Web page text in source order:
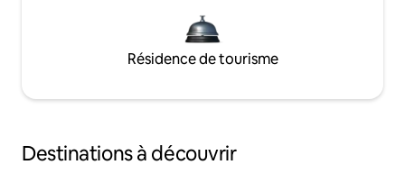
Résidence de tourisme
Destinations à découvrir